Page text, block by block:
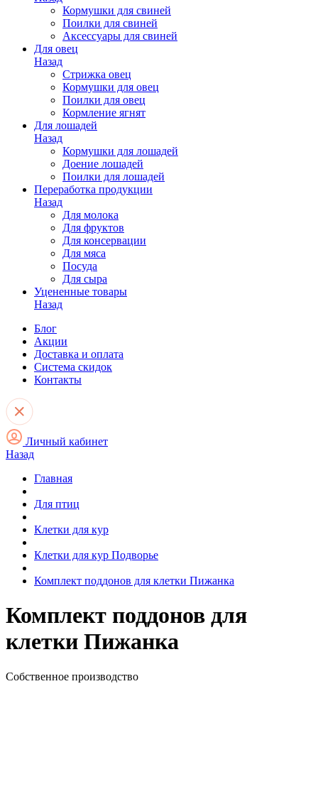
Кормушки для свиней
Поилки для свиней
Аксессуары для свиней
Для овец
Назад
Стрижка овец
Кормушки для овец
Поилки для овец
Кормление ягнят
Для лошадей
Назад
Кормушки для лошадей
Доение лошадей
Поилки для лошадей
Переработка продукции
Назад
Для молока
Для фруктов
Для консервации
Для мяса
Посуда
Для сыра
Уцененные товары
Назад
Блог
Акции
Доставка и оплата
Система скидок
Контакты
Личный кабинет
Назад
Главная
Для птиц
Клетки для кур
Клетки для кур Подворье
Комплект поддонов для клетки Пижанка
Комплект поддонов для
клетки Пижанка
Собственное производство